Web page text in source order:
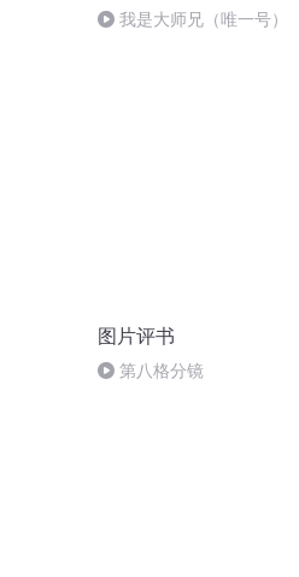
我是大师兄（唯一号）
图片评书
第八格分镜